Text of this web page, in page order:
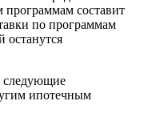
программам составит
по программам
останутся
следующие
ипотечным